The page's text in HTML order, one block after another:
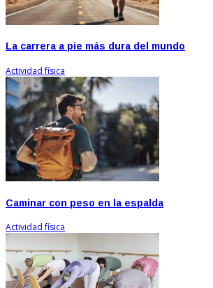
La carrera a pie más dura del mundo
Actividad física
Caminar con peso en la espalda
Actividad física